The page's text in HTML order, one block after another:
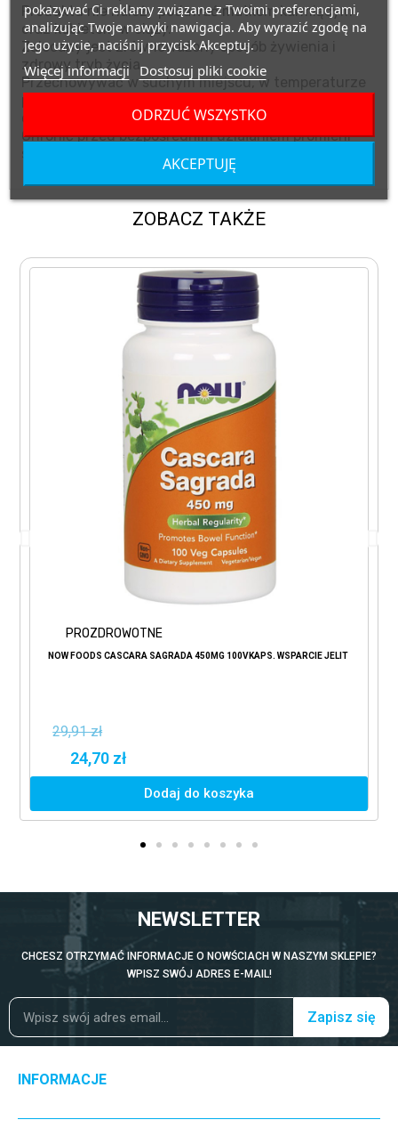
Produktu nie należy podawać matkom karmiącym
oraz kobietom w ciąży.
Zalecany jest zrównoważony sposób żywienia i
zdrowy tryb życia.
Przechowywać w suchym miejscu, w temperaturze
Chronić przed bezpośrednim działaniem promieni
ZOBACZ TAKŻE
PROZDROWOTNE
NOW FOODS CASCARA SAGRADA 450MG 100VKAPS. WSPARCIE JELIT
29,91 zł
24,70 zł
Dodaj do koszyka
NEWSLETTER
CHCESZ OTRZYMAĆ INFORMACJE O NOWŚCIACH W NASZYM SKLEPIE?
WPISZ SWÓJ ADRES E-MAIL!
Zapisz się
INFORMACJE
pokazywać Ci reklamy związane z Twoimi preferencjami,
analizując Twoje nawyki nawigacja. Aby wyrazić zgodę na
jego użycie, naciśnij przycisk Akceptuj.
Więcej informacji Dostosuj pliki cookie
ODRZUĆ WSZYSTKO
AKCEPTUJĘ